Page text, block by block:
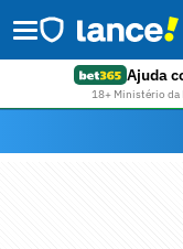
Ajuda
18+ Ministério da